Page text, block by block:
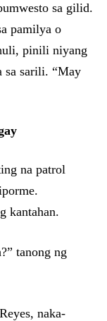
sa gilid.
pamilya o
pinili niyang
sa sarili. “May
na patrol
kantahan.
tanong ng
naka-